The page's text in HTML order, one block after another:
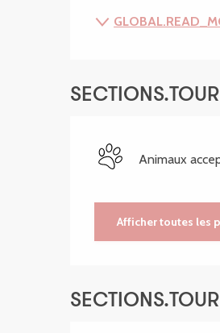
Animaux
Afficher toutes les